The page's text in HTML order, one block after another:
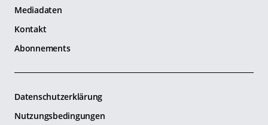
Mediadaten
Kontakt
Abonnements
Datenschutzerklärung
Nutzungsbedingungen